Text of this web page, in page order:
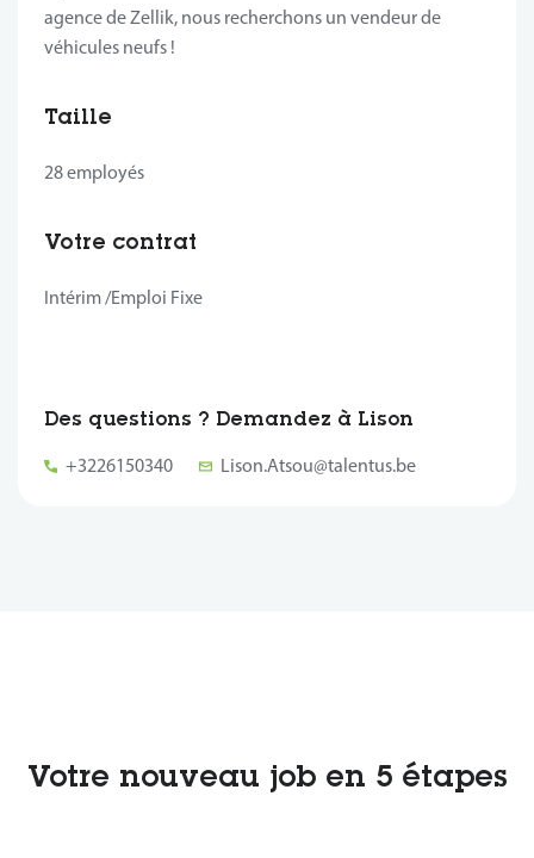
agence de Zellik, nous recherchons un vendeur de
véhicules neufs !
Taille
28 employés
Votre contrat
Intérim /Emploi Fixe
Des questions ? Demandez à Lison
+3226150340 Lison.Atsou@talentus.be
Votre nouveau job en 5 étapes